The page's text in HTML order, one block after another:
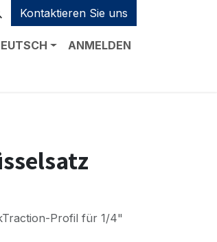
Kontaktieren Sie uns
ANMELDEN
Profil für 1/4"